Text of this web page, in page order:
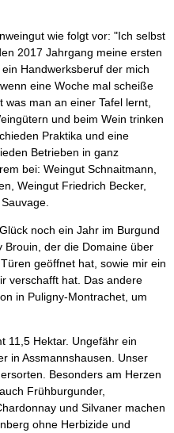
wie folgt vor: "Ich selbst
2017 Jahrgang meine ersten
Handwerksberuf der mich
eine Woche mal scheiße
man an einer Tafel lernt,
und beim Wein trinken
Praktika und eine
Betrieben in ganz
bei: Weingut Schnaitmann,
Weingut Friedrich Becker,
noch ein Jahr im Burgund
Brouin, der die Domaine über
geöffnet hat, sowie mir ein
verschafft hat. Das andere
in Puligny-Montrachet, um
11,5 Hektar. Ungefähr ein
in Assmannshausen. Unser
Besonders am Herzen
Frühburgunder,
und Silvaner machen
ohne Herbizide und